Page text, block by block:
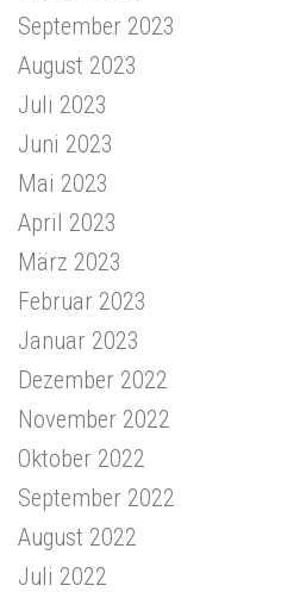
September 2023
August 2023
Juli 2023
Juni 2023
Mai 2023
April 2023
März 2023
Februar 2023
Januar 2023
Dezember 2022
November 2022
Oktober 2022
September 2022
August 2022
Juli 2022